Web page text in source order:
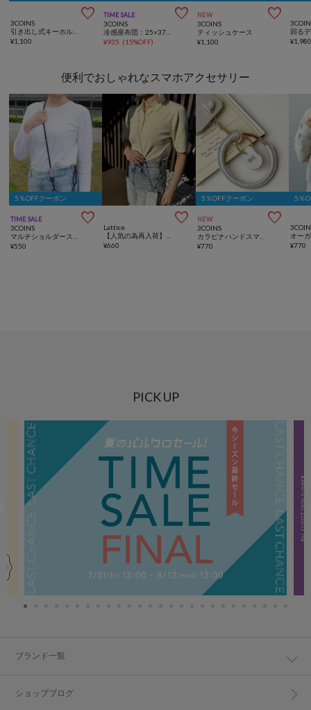

3COINS
¥1,100
TIME SALE 
3COINS
¥935 (15%OFF)
NEW 
3COINS
ティッシュケース
¥1,100 ¥
便利でおしゃれなスマホアクセサリー
5％OFFクーポン
TIME SALE 
3COINS
マルチショルダーストラップ
¥550

Lattice
【人気の為再入荷】チェーンマルチショルダー
¥660
5％OFFクーポン
NEW 
3COINS
カラビナハンドスマホストラップ
¥770
5％
¥770
PICK UP
ブランド一覧
ショップブログ